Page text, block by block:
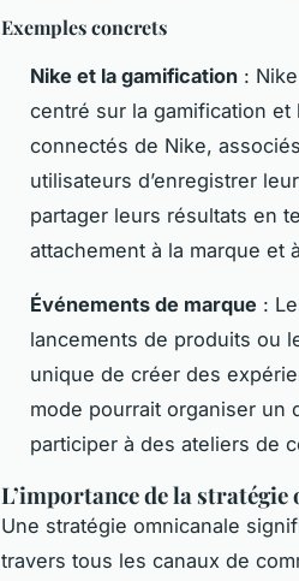
Exemples concrets
Nike et la gamification :
centré sur la gamification
connectés de Nike,
utilisateurs d’enregistrer
partager leurs résultats en
attachement à la marque et
Événements de marque :
lancements de produits ou
unique de créer des
mode pourrait organiser un
participer à des ateliers de
L’importance de la stratégie
Une stratégie omnicanale
travers tous les canaux de